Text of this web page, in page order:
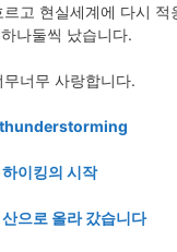
르고 현실세계에 다시
나둘씩 났습니다.
너무 사랑합니다.
thunderstorming
이킹의 시작
으로 올라 갔습니다